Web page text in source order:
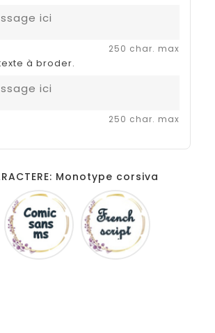
250 char. max
à broder.
250 char. max
Monotype corsiva
Monotype
corsiva
Comic
sans
ms